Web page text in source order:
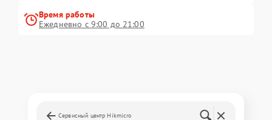
Время работы
Ежедневно с 9:00 до 21:00
Сервисный центр Hikmicro